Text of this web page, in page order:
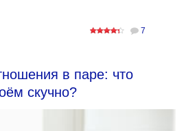
7
в паре: что
скучно?